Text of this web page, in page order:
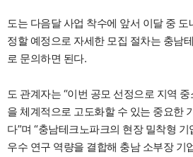
도는 다음달 사업 착수에 앞서 이달 중
정할 예정으로 자세한 모집 절차는 충남
로 문의하면 된다.
도 관계자는 “이번 공모 선정으로 지역
을 체계적으로 고도화할 수 있는 중요한
다”며 “충남테크노파크의 현장 밀착형
우수 연구 역량을 결합해 충남 소부장 기